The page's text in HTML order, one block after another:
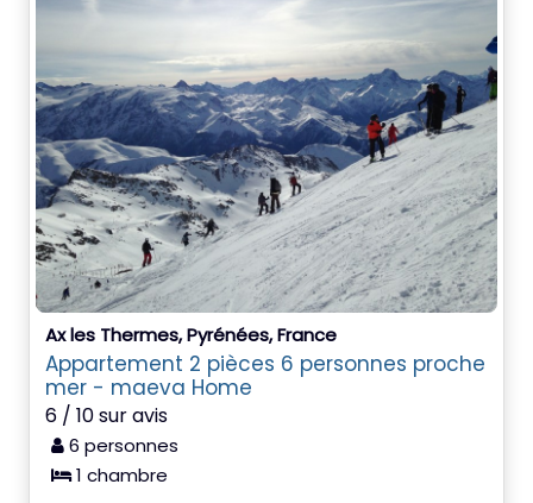
Ax les Thermes, Pyrénées, France
Appartement 2 pièces 6 personnes proche
mer - maeva Home
6 / 10 sur avis
6 personnes
1 chambre